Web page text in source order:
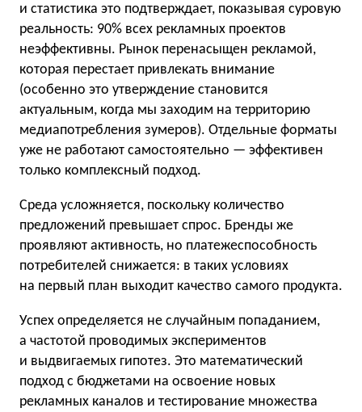
и статистика это подтверждает, показывая суровую
реальность: 90% всех рекламных проектов
неэффективны. Рынок перенасыщен рекламой,
которая перестает привлекать внимание
(особенно это утверждение становится
актуальным, когда мы заходим на территорию
медиапотребления зумеров). Отдельные форматы
уже не работают самостоятельно — эффективен
только комплексный подход.
Среда усложняется, поскольку количество
предложений превышает спрос. Бренды же
проявляют активность, но платежеспособность
потребителей снижается: в таких условиях
на первый план выходит качество самого продукта.
Успех определяется не случайным попаданием,
а частотой проводимых экспериментов
и выдвигаемых гипотез. Это математический
подход с бюджетами на освоение новых
рекламных каналов и тестирование множества